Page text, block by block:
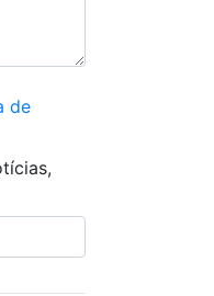
de